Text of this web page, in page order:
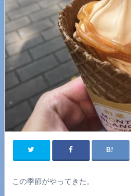
この季節がやってきた。